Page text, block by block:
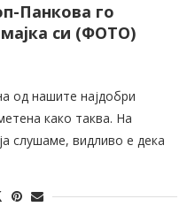
Панкова го
си (ФОТО)
од нашите најдобри
како таква. На
слушаме, видливо е дека